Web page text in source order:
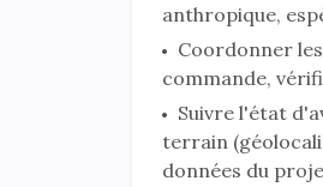
anthropique,
Coordonner
commande,
Suivre l'état
terrain
données du